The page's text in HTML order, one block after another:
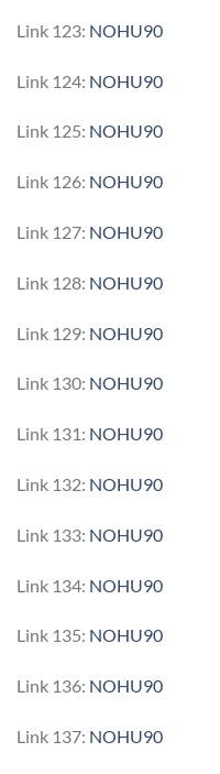
Link 123: NOHU90
Link 124: NOHU90
Link 125: NOHU90
Link 126: NOHU90
Link 127: NOHU90
Link 128: NOHU90
Link 129: NOHU90
Link 130: NOHU90
Link 131: NOHU90
Link 132: NOHU90
Link 133: NOHU90
Link 134: NOHU90
Link 135: NOHU90
Link 136: NOHU90
Link 137: NOHU90